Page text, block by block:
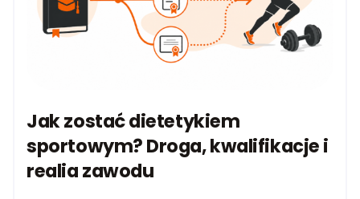
Jak zostać dietetykiem
sportowym? Droga, kwalifikacje i
realia zawodu